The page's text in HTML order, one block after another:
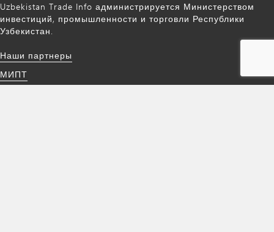
Uzbekistan Trade Info администрируется Министерством
инвестиций, промышленности и торговли Республики
Узбекистан.
Наши партнеры
МИПТ